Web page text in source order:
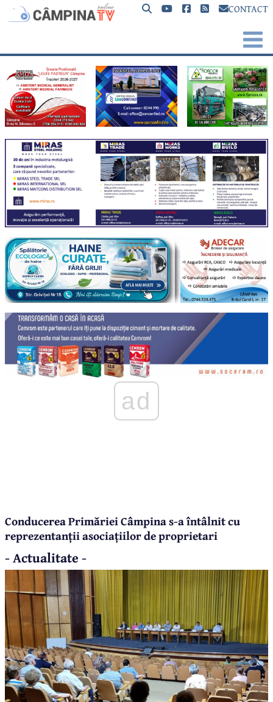
CONTACT
ad
Conducerea Primăriei Câmpina s-a întâlnit cu
reprezentanții asociațiilor de proprietari
- Actualitate -